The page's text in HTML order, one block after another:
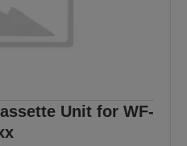
Unit for WF-